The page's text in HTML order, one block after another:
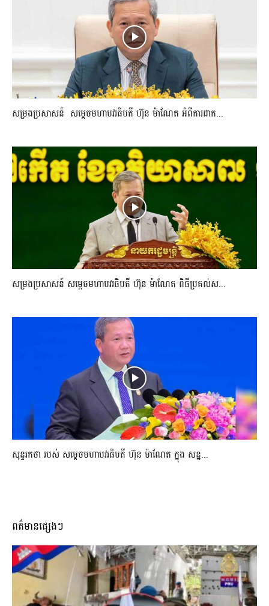
សម្រងប្រសាសន៍ សម្ដេចមហាបវរធិបតី ហ៊ុន ម៉ាណែត អំពីការដាក...
សម្រងប្រសាសន៍ សម្ដេចមហាបវរធិបតី ហ៊ុន ម៉ាណែត ពិធីប្រគល់ស...
សុន្ទរកថា របស់ សម្ដេចមហាបវរធិបតី ហ៊ុន ម៉ាណែត ក្នុង សន្ន...
ពត៌មានផ្សេងៗ